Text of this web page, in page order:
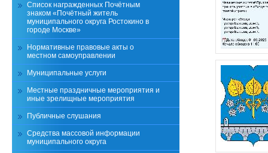
Список награжденных Почётным
знаком «Почётный житель
муниципального округа Ростокино в
городе Москве»
Нормативные правовые акты о
местном самоуправлении
Муниципальные услуги
Местные праздничные мероприятия и
иные зрелищные мероприятия
Публичные слушания
Средства массовой информации
муниципального округа